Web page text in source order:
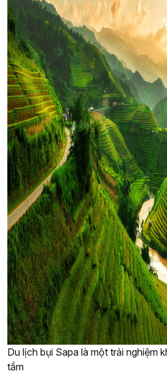
Du lịch bụi Sapa là một trải nghiệm
tầm